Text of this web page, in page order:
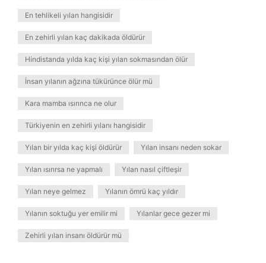
En tehlikeli yılan hangisidir
En zehirli yılan kaç dakikada öldürür
Hindistanda yılda kaç kişi yılan sokmasından ölür
İnsan yılanın ağzına tükürünce ölür mü
Kara mamba ısırınca ne olur
Türkiyenin en zehirli yılanı hangisidir
Yılan bir yılda kaç kişi öldürür Yılan insanı neden sokar
Yılan ısırırsa ne yapmalı Yılan nasıl çiftleşir
Yılan neye gelmez Yılanın ömrü kaç yıldır
Yılanın soktuğu yer emilir mi Yılanlar gece gezer mi
Zehirli yılan insanı öldürür mü